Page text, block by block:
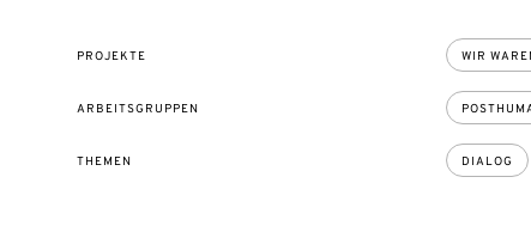
PROJEKTE WIR
ARBEITSGRUPPEN
THEMEN DIALOG